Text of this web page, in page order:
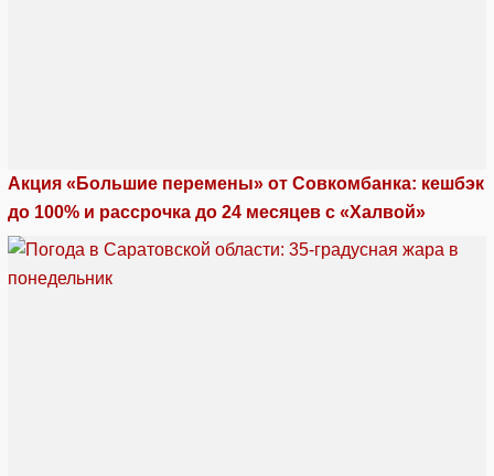
Акция «Большие перемены» от Совкомбанка: кешбэк
до 100% и рассрочка до 24 месяцев с «Халвой»